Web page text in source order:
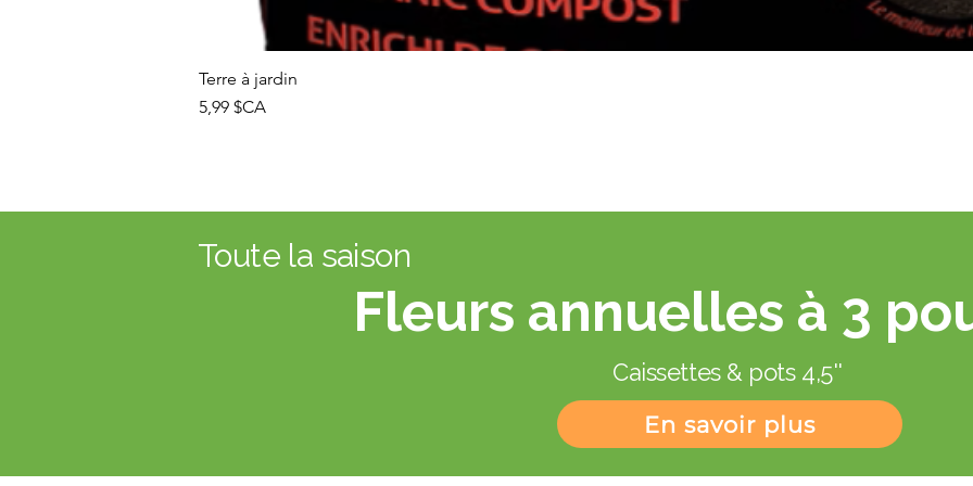
Terre à jardin
Prix
5,99 $CA
Fleurs annuelles à 3
Toute la saison
Caissettes & pots 4,5''
En savoir plus